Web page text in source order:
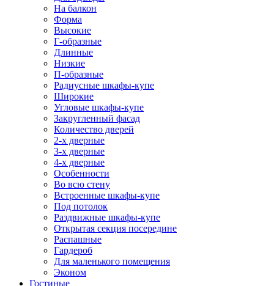
На балкон
Форма
Высокие
Г-образные
Длинные
Низкие
П-образные
Радиусные шкафы-купе
Широкие
Угловые шкафы-купе
Закругленный фасад
Количество дверей
2-х дверные
3-х дверные
4-х дверные
Особенности
Во всю стену
Встроенные шкафы-купе
Под потолок
Раздвижные шкафы-купе
Открытая секция посередине
Распашные
Гардероб
Для маленького помещения
Эконом
Гостиные